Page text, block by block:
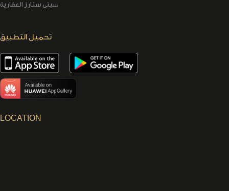
سيتي ستارز العقارية
تحميل التطبيق
LOCATION